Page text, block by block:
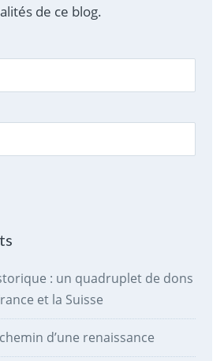
de ce blog.
: un quadruplet de dons
et la Suisse
d’une renaissance